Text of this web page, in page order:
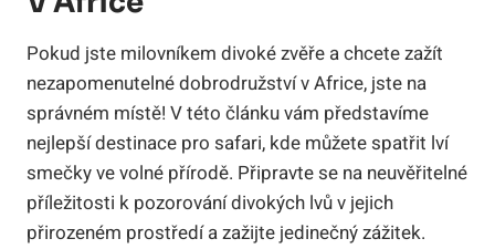
Pokud jste milovníkem divoké zvěře a chcete zažít
nezapomenutelné dobrodružství v Africe, jste na
správném místě! V této článku vám představíme
nejlepší destinace pro safari, kde můžete spatřit lví
smečky ve volné přírodě. Připravte se na neuvěřitelné
příležitosti k pozorování divokých lvů v jejich
přirozeném prostředí a zažijte jedinečný zážitek.